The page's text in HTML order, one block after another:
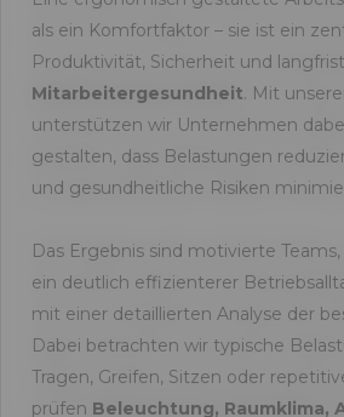
als ein Komfortfaktor – sie ist ein
Produktivität, Sicherheit und
Mitarbeitergesundheit. Mit
unterstützen wir Unternehmen
gestalten, dass Belastungen
und gesundheitliche Risiken
Das Ergebnis sind motivierte
ein deutlich effizienterer
mit einer detaillierten Analyse der
Dabei betrachten wir typische
Tragen, Greifen, Sitzen oder
prüfen Beleuchtung, Raumklima,